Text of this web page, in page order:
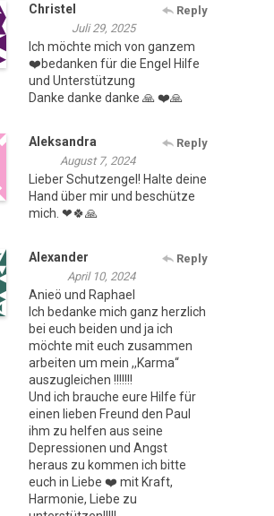
Christel
Reply
Juli 29, 2025
Ich möchte mich von ganzem
❤️bedanken für die Engel Hilfe
und Unterstützung
Danke danke danke 🙏 ❤️🙏
Aleksandra
Reply
August 7, 2024
Lieber Schutzengel! Halte deine
Hand über mir und beschütze
mich. ❤🍀🙏
Alexander
Reply
April 10, 2024
Anieö und Raphael
Ich bedanke mich ganz herzlich
bei euch beiden und ja ich
möchte mit euch zusammen
arbeiten um mein ,,Karma“
auszugleichen !!!!!!!
Und ich brauche eure Hilfe für
einen lieben Freund den Paul
ihm zu helfen aus seine
Depressionen und Angst
heraus zu kommen ich bitte
euch in Liebe ❤️ mit Kraft,
Harmonie, Liebe zu